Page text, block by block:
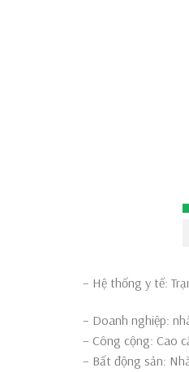
– Hệ thống y tế:
– Doanh nghiệp:
– Công cộng: Cao
– Bất động sản: